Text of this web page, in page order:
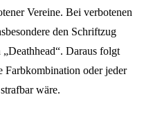
Vereine. Bei verbotenen
den Schriftzug
Daraus folgt
Farbkombination oder jeder
wäre.